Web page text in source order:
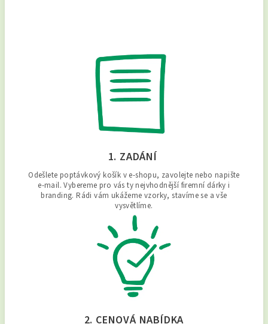
1. ZADÁNÍ
Odešlete poptávkový košík v e-shopu, zavolejte nebo napište
e-mail. Vybereme pro vás ty nejvhodnější firemní dárky i
branding. Rádi vám ukážeme vzorky, stavíme se a vše
vysvětlíme.
2. CENOVÁ NABÍDKA